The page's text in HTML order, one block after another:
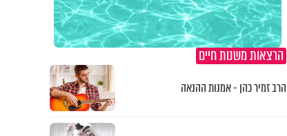
הרצאות משנות חיים
הרב זמיר כהן - אמנות ההנאה